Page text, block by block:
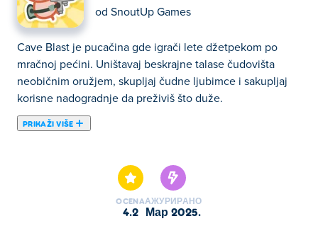
od SnoutUp Games
Cave Blast je pucačina gde igrači lete džetpekom po
mračnoj pećini. Uništavaj beskrajne talase čudovišta
neobičnim oružjem, skupljaj čudne ljubimce i sakupljaj
korisne nadogradnje da preživiš što duže.
PRIKAŽI VIŠE
OCENA
4.2
АЖУРИРАНО
мар 2025.